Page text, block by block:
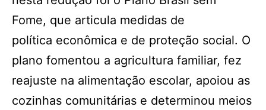
Fome, que articula medidas de
política econômica e de proteção social. O
plano fomentou a agricultura familiar, fez
reajuste na alimentação escolar, apoiou as
cozinhas comunitárias e determinou meios